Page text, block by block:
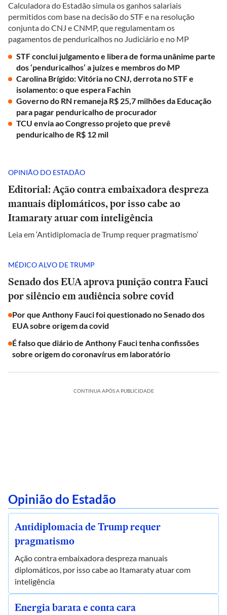
Calculadora do Estadão simula os ganhos salariais
permitidos com base na decisão do STF e na resolução
conjunta do CNJ e CNMP, que regulamentam os
pagamentos de penduricalhos no Judiciário e no MP
STF conclui julgamento e libera de forma unânime parte
dos ‘penduricalhos’ a juízes e membros do MP
Carolina Brígido: Vitória no CNJ, derrota no STF e
isolamento: o que espera Fachin
Governo do RN remaneja R$ 25,7 milhões da Educação
para pagar penduricalho de procurador
TCU envia ao Congresso projeto que prevê
penduricalho de R$ 12 mil
OPINIÃO DO ESTADÃO
Editorial: Ação contra embaixadora despreza
manuais diplomáticos, por isso cabe ao
Itamaraty atuar com inteligência
Leia em ‘Antidiplomacia de Trump requer pragmatismo’
MÉDICO ALVO DE TRUMP
Senado dos EUA aprova punição contra Fauci
por silêncio em audiência sobre covid
Por que Anthony Fauci foi questionado no Senado dos
EUA sobre origem da covid
É falso que diário de Anthony Fauci tenha confissões
sobre origem do coronavírus em laboratório
CONTINUA APÓS A PUBLICIDADE
Opinião do Estadão
Antidiplomacia de Trump requer
pragmatismo
Ação contra embaixadora despreza manuais
diplomáticos, por isso cabe ao Itamaraty atuar com
inteligência
Energia barata e conta cara